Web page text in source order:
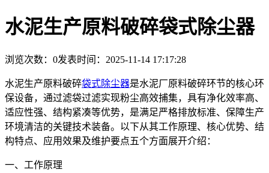
水泥生产原料破碎袋式除尘器
浏览次数： 0发表时间：2025-11-14 17:17:28
水泥生产原料破碎袋式除尘器是水泥厂原料破碎环节的核心环
保设备，通过滤袋过滤实现粉尘高效捕集，具有净化效率高、
适应性强、结构紧凑等优势，是满足严格排放标准、保障生产
环境清洁的关键技术装备。以下从其工作原理、核心优势、结
构特点、应用效果及维护要点五个方面展开介绍：
一、工作原理